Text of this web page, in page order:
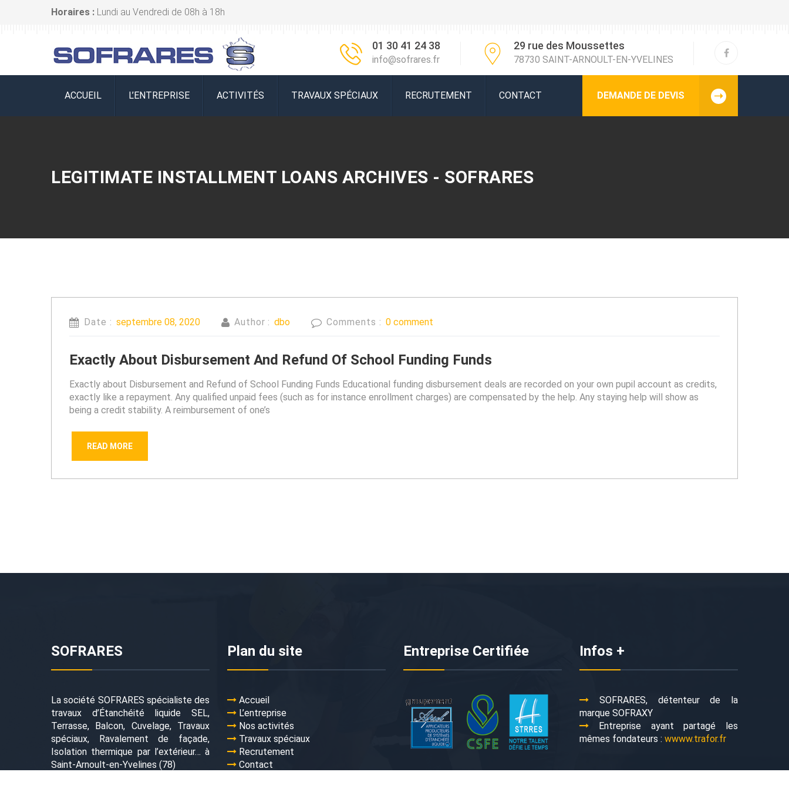
Horaires : Lundi au Vendredi de 08h à 18h
01 30 41 24 38
info@sofrares.fr
29 rue des Moussettes
78730 SAINT-ARNOULT-EN-YVELINES
ACCUEIL L’ENTREPRISE ACTIVITÉS TRAVAUX SPÉCIAUX RECRUTEMENT CONTACT DEMANDE DE DEVIS
LEGITIMATE INSTALLMENT LOANS ARCHIVES - SOFRARES
Date : septembre 08, 2020 Author : dbo Comments : 0 comment
Exactly About Disbursement And Refund Of School Funding Funds
Exactly about Disbursement and Refund of School Funding Funds Educational funding disbursement deals are recorded on your own pupil account as credits,
exactly like a repayment. Any qualified unpaid fees (such as for instance enrollment charges) are compensated by the help. Any staying help will show as
being a credit stability. A reimbursement of one’s
READ MORE
SOFRARES
La société SOFRARES spécialiste des
travaux d’Étanchéité liquide SEL,
Terrasse, Balcon, Cuvelage, Travaux
spéciaux, Ravalement de façade,
Isolation thermique par l’extérieur… à
Saint-Arnoult-en-Yvelines (78)
Plan du site
Accueil
L’entreprise
Nos activités
Travaux spéciaux
Recrutement
Contact
Entreprise Certifiée Infos +
SOFRARES, détenteur de la
marque SOFRAXY
Entreprise ayant partagé les
mêmes fondateurs : wwww.trafor.fr